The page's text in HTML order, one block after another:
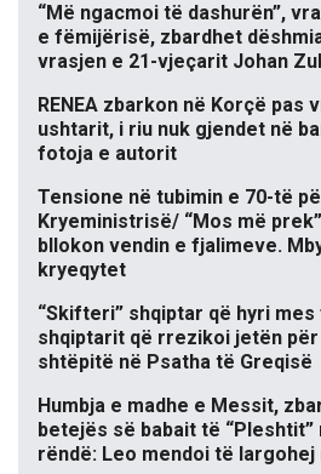
“Më ngacmoi të dashurën”,
e fëmijërisë, zbardhet
vrasjen e 21-vjeçarit Johan
RENEA zbarkon në Korçë pas
ushtarit, i riu nuk gjendet në
fotoja e autorit
Tensione në tubimin e 70-të
Kryeministrisë/ “Mos më
bllokon vendin e fjalimeve.
kryeqytet
“Skifteri” shqiptar që hyri
shqiptarit që rrezikoi jetën
shtëpitë në Psatha të Greqisë
Humbja e madhe e Messit,
betejës së babait të “Pleshtit”
rëndë: Leo mendoi të